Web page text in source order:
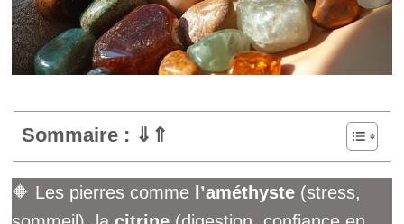
Sommaire : ⇓⇑
🔶 Les pierres comme l’améthyste (stress,